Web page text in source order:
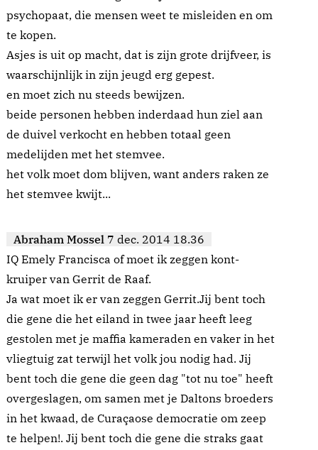
psychopaat, die mensen weet te misleiden en om
te kopen.
Asjes is uit op macht, dat is zijn grote drijfveer, is
waarschijnlijk in zijn jeugd erg gepest.
en moet zich nu steeds bewijzen.
beide personen hebben inderdaad hun ziel aan
de duivel verkocht en hebben totaal geen
medelijden met het stemvee.
het volk moet dom blijven, want anders raken ze
het stemvee kwijt...
Abraham Mossel 7 dec. 2014 18.36
IQ Emely Francisca of moet ik zeggen kont-
kruiper van Gerrit de Raaf.
Ja wat moet ik er van zeggen Gerrit.Jij bent toch
die gene die het eiland in twee jaar heeft leeg
gestolen met je maffia kameraden en vaker in het
vliegtuig zat terwijl het volk jou nodig had. Jij
bent toch die gene die geen dag "tot nu toe" heeft
overgeslagen, om samen met je Daltons broeders
in het kwaad, de Curaçaose democratie om zeep
te helpen!. Jij bent toch die gene die straks gaat